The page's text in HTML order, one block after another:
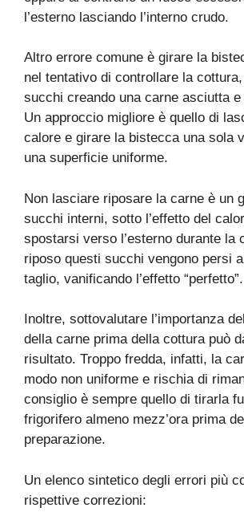
l’esterno lasciando l’interno crudo.
Altro errore comune è girare la
nel tentativo di controllare la
succhi creando una carne asciutta
Un approccio migliore è quello di
calore e girare la bistecca una sola
una superficie uniforme.
Non lasciare riposare la carne è un
succhi interni, sotto l’effetto del
spostarsi verso l’esterno durante la
riposo questi succhi vengono persi
taglio, vanificando l’effetto “perfetto”.
Inoltre, sottovalutare l’importanza
della carne prima della cottura può
risultato. Troppo fredda, infatti, la
modo non uniforme e rischia di
consiglio è sempre quello di tirarla
frigorifero almeno mezz’ora prima
preparazione.
Un elenco sintetico degli errori più
rispettive correzioni: